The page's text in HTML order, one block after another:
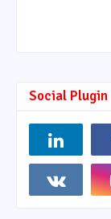
Social Plugin